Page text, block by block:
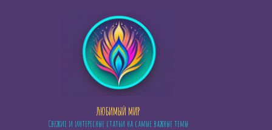
ЛЮБИМЫЙ МИР
Свежие и интересные статьи на самые важные темы